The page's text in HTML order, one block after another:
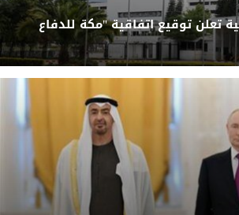
تعلن توقيع اتفاقية "مكة للدفاع